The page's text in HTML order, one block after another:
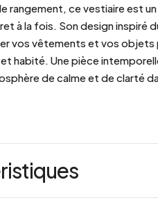
rangement, ce vestiaire est
à la fois. Son design inspiré
vos vêtements et vos
et habité. Une pièce
de calme et de clarté